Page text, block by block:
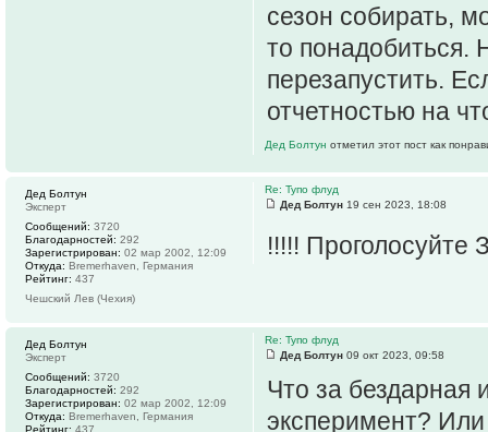
сезон собирать,
то
перезапустить.
отчетностью на
Дед Болтун отметил этот пост как
Re: Тупо флуд
Дед Болтун 19 сен 2023, 18:08
!!!!!
Дед Болтун
Эксперт
Сообщений: 3720
Благодарностей: 292
Зарегистрирован: 02 мар 2002, 12:09
Откуда: Bremerhaven, Германия
Рейтинг: 437
Чешский Лев (Чехия)
Re: Тупо флуд
Дед Болтун 09 окт 2023, 09:58
Что за бездарная
эксперимент?
Дед Болтун
Эксперт
Сообщений: 3720
Благодарностей: 292
Зарегистрирован: 02 мар 2002, 12:09
Откуда: Bremerhaven, Германия
Рейтинг: 437